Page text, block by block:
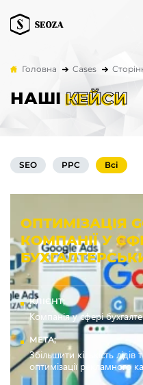
Головна Cases
НАШІКЕЙСИ
SEO PPC Всі
ОПТИМІЗАЦІЯ
КОМПАНІЇ У
КЛІЄНТ;
Компанія у сфері
МЕТА;
Збільшити кількість
оптимізації рекламного